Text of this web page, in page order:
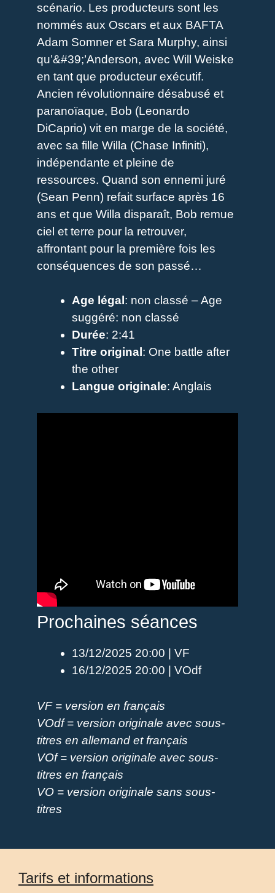
scénario. Les producteurs sont les
nommés aux Oscars et aux BAFTA
Adam Somner et Sara Murphy, ainsi
qu’&#39;’Anderson, avec Will Weiske
en tant que producteur exécutif.
Ancien révolutionnaire désabusé et
paranoïaque, Bob (Leonardo
DiCaprio) vit en marge de la société,
avec sa fille Willa (Chase Infiniti),
indépendante et pleine de
ressources. Quand son ennemi juré
(Sean Penn) refait surface après 16
ans et que Willa disparaît, Bob remue
ciel et terre pour la retrouver,
affrontant pour la première fois les
conséquences de son passé…
Age légal : non classé – Age
suggéré: non classé
Durée: 2:41
Titre original : One battle after
the other
Langue originale: Anglais
Prochaines séances
13/12/2025 20:00 | VF
16/12/2025 20:00 | VOdf
VF = version en français
VOdf = version originale avec sous-
titres en allemand et français
VOf = version originale avec sous-
titres en français
VO = version originale sans sous-
titres
Tarifs et informations